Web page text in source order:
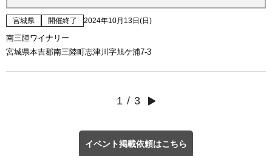
宮城県 開催終了 2024年10月13日(日)
南三陸ワイナリー
宮城県本吉郡南三陸町志津川字旭ケ浦7-3
1 / 3
イベント掲載依頼はこちら